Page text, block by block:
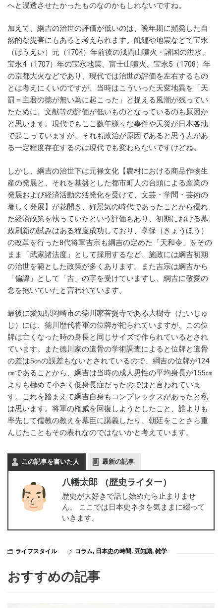
へと浸透させたかったものなのかもしれないですね。
加えて、綱吉の治世の評価が低いのは、晩年期に頻発した自
然的な災害にもあると考えられます。飢饉や地震などで宝永
（ほうえい）元（1704）年前後の浅間山噴火・諸国の洪水、
宝永4（1707）年の宝永地震、富士山噴火、宝永5（1708）年
の京都大火などであり、現代では治世の評価を左右するもの
とは考えにくいのですが、当時はこういった天変地異を「天
罰＝主君の徳が無い為に起こった」と捉える風潮が残ってい
たために、文献等の評価が低いものとなっているのも原因か
と思います。現代でもここ数年様々な事件や天災が日本各地
で起こっていますが、それも政治が原因であると思う人があ
る一定程度存在するのは現代でも変わらないですけどね。
しかし、綱吉の治世下は元禄文化【農村における商品作物生
産の発展と、それを基盤とした都市町人の台頭による産業の
発展および経済活動の活発化を受けて、文芸・学問・芸術の
著しく発展】が花開き、好景気の時代であったことから優れ
た経済政策を執っていたという評価もあり、初期における幕
政刷新の試みはある程度成功しており、享保（きょうほう）
の改革を行った8代将軍吉宗も綱吉の定めた「天和令」をその
まま「武家諸法度」として採用するなど、施政には綱吉初期
の治世を範とした政策が多くあります。また吉宗は綱吉から
「偏諱」として「吉」の字を受けていますし、綱吉に敬愛の
念を抱いていたと言われています。
最後に愛知県岡崎市の徳川家菩提寺である大樹寺（たいじゅ
じ）には、徳川歴代将軍の位牌が祀られていますが、この位
牌は亡くなった時の身長と同じサイズで作られているとされ
ています。また徳川家の遺骨の学術調査によると位牌と遺骨
の差は5㎝の誤差もないとされているので、綱吉の位牌が124
㎝であることから、綱吉は当時の成人男性の平均身長が155㎝
よりも極めて小さく低身長症だったのではと言われていま
す。これを踏まえて綱吉自身もコンプレックスがあったと私
は思います。将軍の権威を回復しようとしたこと、誰よりも
率先して儒教の教えを幕臣に講義したり、朝廷をことさら重
んじたこともその表れなのではないかと考えています。
この記事を書いた人 最新の記事
八幡太郎 （歴史ライター）
歴史が大好きで話し始めたら止まりませ
ん。 ここでは日本史ネタを気ままに綴って
いきます。
ライフスタイル コラム, 日本史の時間, 豆知識, 雑学
おすすめの記事